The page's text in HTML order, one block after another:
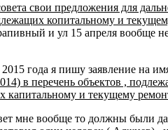
свои предложения для
копитальному и
и ул 15 апреля вообще
года я пишу заявление на
в перечень объектов ,
и текущему
вообще то должны были